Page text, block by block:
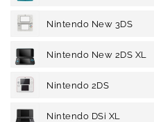
Nintendo New 3DS
Nintendo New 2DS XL
Nintendo 2DS
Nintendo DSi XL